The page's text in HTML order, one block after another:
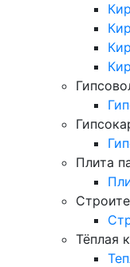
Плита
Тёплая